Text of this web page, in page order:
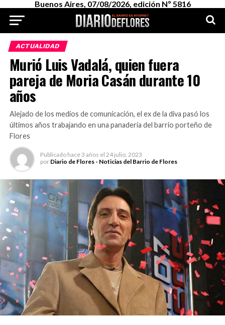
Buenos Aires, 07/08/2026, edición Nº 5816
ACTUALIDAD
Murió Luis Vadalá, quien fuera
pareja de Moria Casán durante 10
años
Alejado de los medios de comunicación, el ex de la diva pasó los
últimos años trabajando en una panadería del barrio porteño de
Flores
Publicado hace 3 años el 24 julio, 2023
por Diario de Flores - Noticias del Barrio de Flores